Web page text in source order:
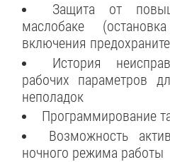
Защита от
маслобаке
включения
История
рабочих параметров
неполадок
Программирование
Возможность
ночного режима работы